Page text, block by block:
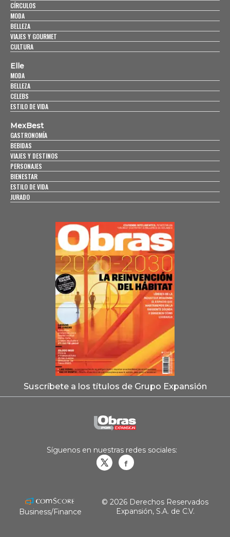
CÍRCULOS
MODA
BELLEZA
VIAJES Y GOURMET
CULTURA
Elle
MODA
BELLEZA
CELEBS
ESTILO DE VIDA
MexBest
GASTRONOMÍA
BEBIDAS
VIAJES Y DESTINOS
PERSONAJES
BIENESTAR
ESTILO DE VIDA
JURADO
Suscríbete a los títulos de Grupo Expansión
Síguenos en nuestras redes sociales:
Business/Finance
© 2026 Derechos Reservados
Expansión, S.A. de C.V.